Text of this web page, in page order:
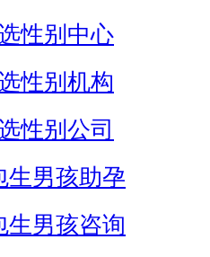
性别中心
性别机构
性别公司
生男孩助孕
生男孩咨询